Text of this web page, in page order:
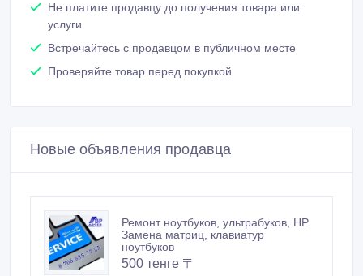
Не платите продавцу до получения товара или
услуги
Встречайтесь с продавцом в публичном месте
Проверяйте товар перед покупкой
Новые объявления продавца
Ремонт ноутбуков, ультрабуков, HP.
Замена матриц, клавиатур
ноутбуков
500 тенге 〒